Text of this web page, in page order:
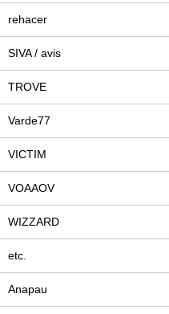
rehacer
SIVA / avis
TROVE
Varde77
VICTIM
VOAAOV
WIZZARD
etc.
Anapau